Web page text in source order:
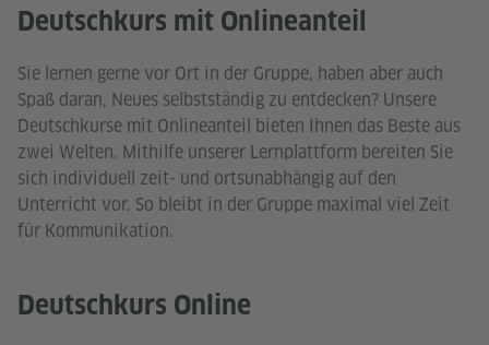
Deutschkurs mit Onlineanteil
Sie lernen gerne vor Ort in der Gruppe, haben aber auch
Spaß daran, Neues selbstständig zu entdecken? Unsere
Deutschkurse mit Onlineanteil bieten Ihnen das Beste aus
zwei Welten. Mithilfe unserer Lernplattform bereiten Sie
sich individuell zeit- und ortsunabhängig auf den
Unterricht vor. So bleibt in der Gruppe maximal viel Zeit
für Kommunikation.
Deutschkurs Online